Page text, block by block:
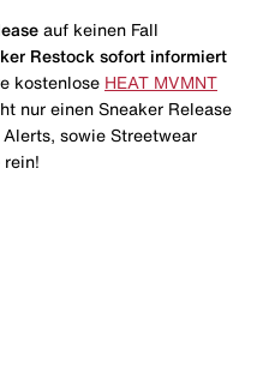
auf keinen Fall
Restock sofort informiert
kostenlose HEAT MVMNT
nur einen Sneaker Release
Alerts, sowie Streetwear
rein!